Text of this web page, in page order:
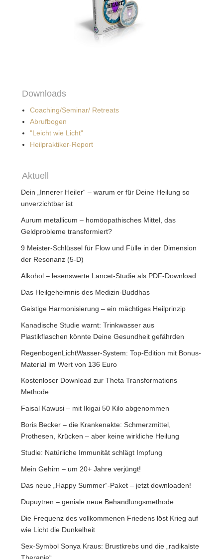
Downloads
Coaching/Seminar/ Retreats
Abrufbogen
"Leicht wie Licht"
Heilpraktiker-Report
Aktuell
Dein „Innerer Heiler“ – warum er für Deine Heilung so
unverzichtbar ist
Aurum metallicum – homöopathisches Mittel, das
Geldprobleme transformiert?
9 Meister-Schlüssel für Flow und Fülle in der Dimension
der Resonanz (5-D)
Alkohol – lesenswerte Lancet-Studie als PDF-Download
Das Heilgeheimnis des Medizin-Buddhas
Geistige Harmonisierung – ein mächtiges Heilprinzip
Kanadische Studie warnt: Trinkwasser aus
Plastikflaschen könnte Deine Gesundheit gefährden
RegenbogenLichtWasser-System: Top-Edition mit Bonus-
Material im Wert von 136 Euro
Kostenloser Download zur Theta Transformations
Methode
Faisal Kawusi – mit Ikigai 50 Kilo abgenommen
Boris Becker – die Krankenakte: Schmerzmittel,
Prothesen, Krücken – aber keine wirkliche Heilung
Studie: Natürliche Immunität schlägt Impfung
Mein Gehirn – um 20+ Jahre verjüngt!
Das neue „Happy Summer“-Paket – jetzt downloaden!
Dupuytren – geniale neue Behandlungsmethode
Die Frequenz des vollkommenen Friedens löst Krieg auf
wie Licht die Dunkelheit
Sex-Symbol Sonya Kraus: Brustkrebs und die „radikalste